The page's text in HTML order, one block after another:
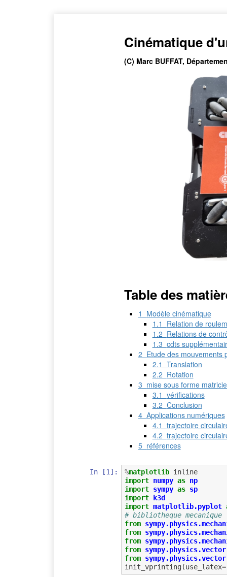
Cinématique
(C) Marc BUFFAT,
Table des
1 Modèle cinématique
1.1 Relation de
1.2 Relations de
1.3 cdts
2 Etude des mouvements
2.1 Translation
2.2 Rotation
3 mise sous forme
3.1 vérifications
3.2 Conclusion
4 Applications numériques
4.1 trajectoire
4.2 trajectoire
5 références
In [1]: %matplotlib
inline
import numpy as np
import sympy as sp
import
k3d
import matplotlib.pyplot
# bibliotheque mecanique
from
from
from
from sympy.physics.vector
from sympy.physics.vector
init_vprinting(use_latex=